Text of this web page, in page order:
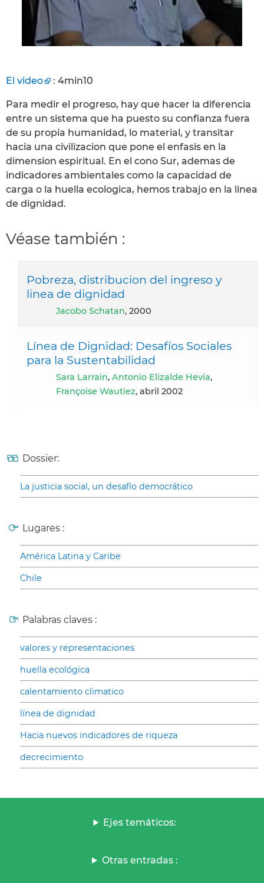
El video : 4min10
Para medir el progreso, hay que hacer la diferencia
entre un sistema que ha puesto su confianza fuera
de su propia humanidad, lo material, y transitar
hacia una civilizacion que pone el enfasis en la
dimension espiritual. En el cono Sur, ademas de
indicadores ambientales como la capacidad de
carga o la huella ecologica, hemos trabajo en la linea
de dignidad.
Véase también :
Pobreza, distribucion del ingreso y
linea de dignidad
Jacobo Schatan, 2000
Línea de Dignidad: Desafíos Sociales
para la Sustentabilidad
Sara Larrain, Antonio Elizalde Hevia,
Françoise Wautiez, abril 2002
Dossier:
La justicia social, un desafío democrático
Lugares :
América Latina y Caribe
Chile
Palabras claves :
valores y representaciones
huella ecológica
calentamiento climatico
línea de dignidad
Hacia nuevos indicadores de riqueza
decrecimiento
Ejes temáticos:
Otras entradas :